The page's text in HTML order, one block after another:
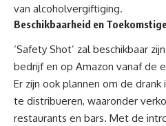
van alcoholvergiftiging.
Beschikbaarheid en
‘Safety Shot’ zal beschikbaar
bedrijf en op Amazon vanaf de
Er zijn ook plannen om de
te distribueren, waaronder
restaurants en bars. Met de